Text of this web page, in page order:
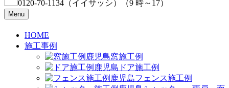
0120-70-1134 （イイサッシ） （9 時～17）
Menu
HOME
施工事例
窓施工例
ドア施工例
フェンス施工例